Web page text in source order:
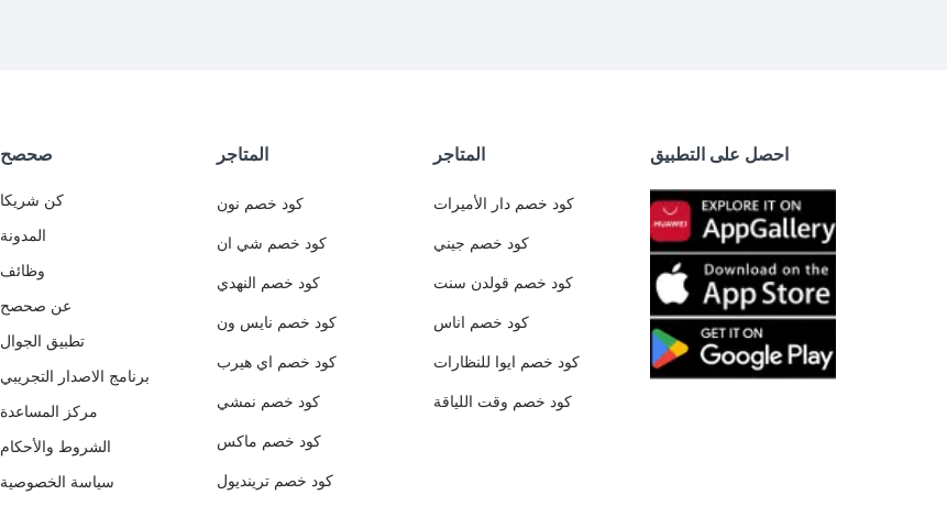
صحصح
كن شريكا
المدونة
وظائف
عن صحصح
تطبيق الجوال
برنامج الاصدار التجريبي
مركز المساعدة
الشروط والأحكام
سياسة الخصوصية
المتاجر
كود خصم نون
كود خصم شي ان
كود خصم النهدي
كود خصم نايس ون
كود خصم اي هيرب
كود خصم نمشي
كود خصم ماكس
كود خصم ترينديول
المتاجر
كود خصم دار الأميرات
كود خصم جيني
كود خصم قولدن سنت
كود خصم اناس
كود خصم ايوا للنظارات
كود خصم وقت اللياقة
احصل على التطبيق